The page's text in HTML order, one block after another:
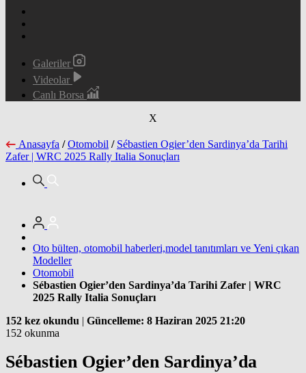
Galeriler
Videolar
Canlı Borsa
X
Anasayfa / Otomobil / Sébastien Ogier’den Sardinya’da Tarihi
Zafer | WRC 2025 Rally Italia Sonuçları
Oto bülten, otomobil haberleri,model tanıtımları ve Yeni çıkan
Modeller
Otomobil
Sébastien Ogier’den Sardinya’da Tarihi Zafer | WRC
2025 Rally Italia Sonuçları
152 kez okundu | Güncelleme: 8 Haziran 2025 21:20
152 okunma
Sébastien Ogier’den Sardinya’da